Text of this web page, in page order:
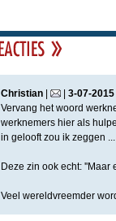
Christian| | 3-07-2015|
Vervang het woord
werknemers hier als
in gelooft zou ik zeggen ...
Deze zin ook echt:
Veel wereldvreemder